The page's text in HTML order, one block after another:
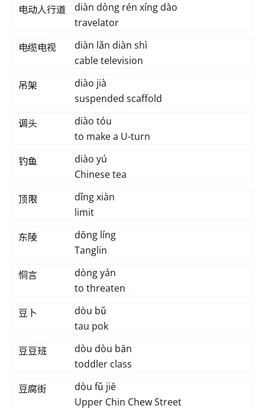
电动人行道
diàn dòng rén xíng dào
travelator
电缆电视
diàn lǎn diàn shì
cable television
吊架
diào jià
suspended scaffold
调头
diào tóu
to make a U-turn
钓鱼
diào yú
Chinese tea
顶限
dǐng xiàn
limit
东陵
dōng líng
Tanglin
恫言
dòng yán
to threaten
豆卜
dòu bǔ
tau pok
豆豆班
dòu dòu bān
toddler class
豆腐街
dòu fǔ jiē
Upper Chin Chew Street